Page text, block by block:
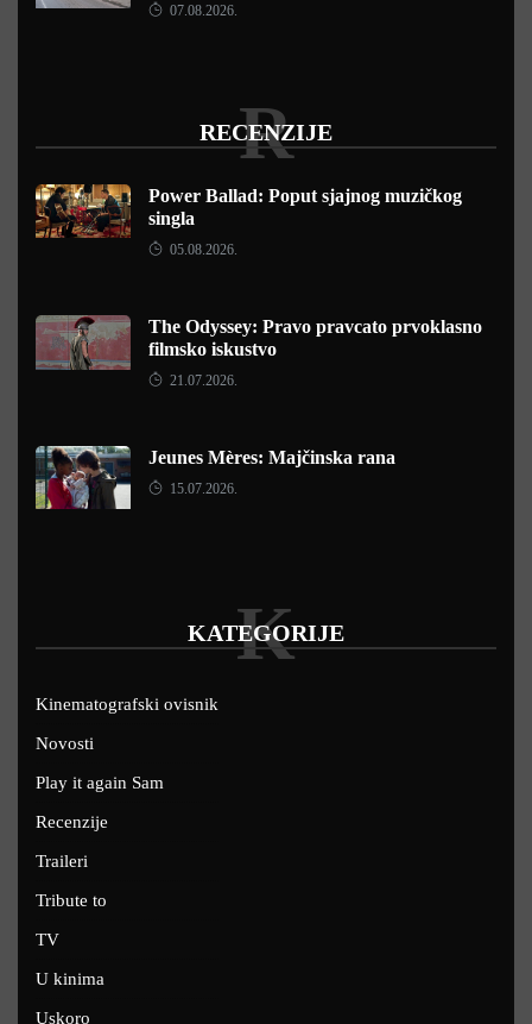
07.08.2026.
RECENZIJE
R
Power Ballad: Poput sjajnog muzičkog
singla
05.08.2026.
The Odyssey: Pravo pravcato prvoklasno
filmsko iskustvo
21.07.2026.
Jeunes Mères: Majčinska rana
15.07.2026.
KATEGORIJE
K
Kinematografski ovisnik
Novosti
Play it again Sam
Recenzije
Traileri
Tribute to
TV
U kinima
Uskoro